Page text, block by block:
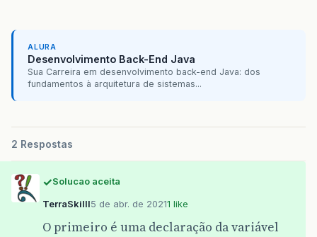
ALURA
Desenvolvimento Back-End Java
Sua Carreira em desenvolvimento back-end Java: dos
fundamentos à arquitetura de sistemas...
2 Respostas
Solucao aceita
TerraSkilll5 de abr. de 20211 like
O primeiro é uma declaração da variável